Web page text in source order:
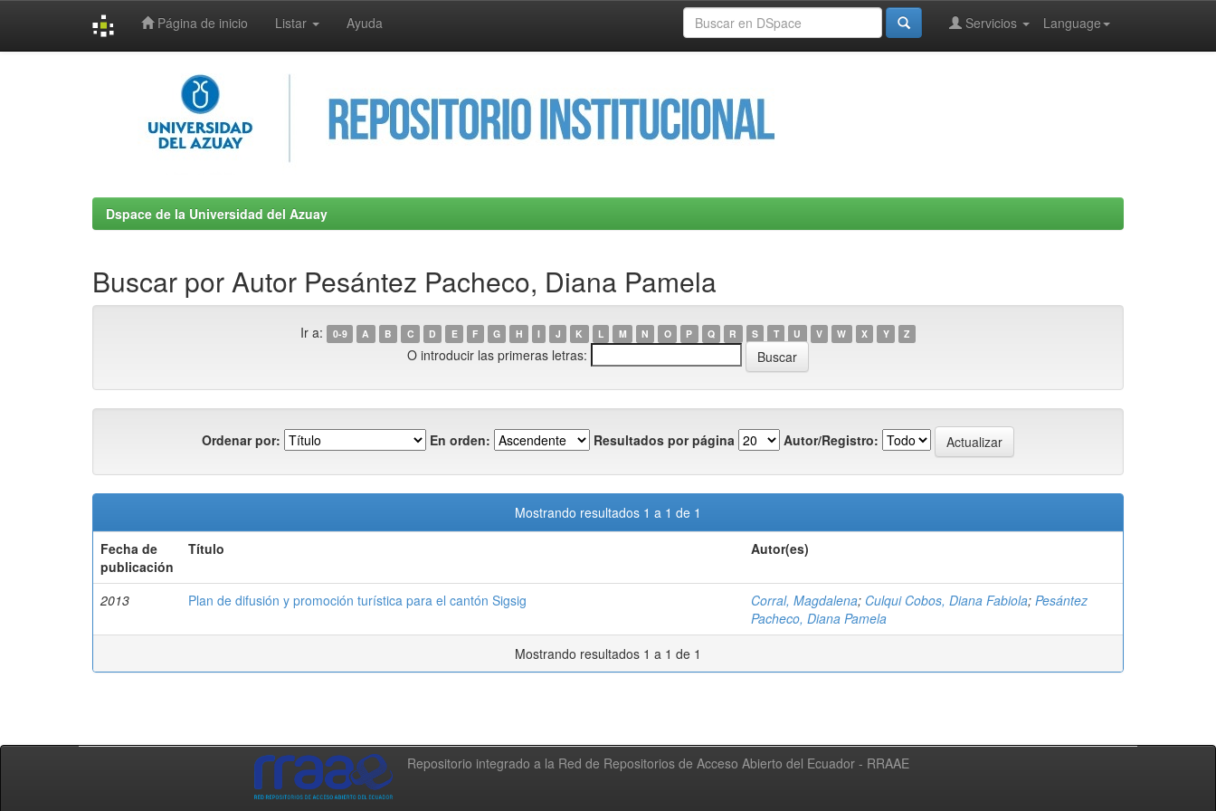
Página de inicio Listar Ayuda Language
Servicios
Dspace de la Universidad del Azuay
Buscar por Autor Pesántez Pacheco, Diana Pamela
Ir a: 0-9 A B C D E F G H I J K L M N O P Q R S T U V W X Y Z
O introducir las primeras letras:
Ordenar por: En orden: Resultados por página Autor/Registro:
Mostrando resultados 1 a 1 de 1
Fecha de
publicación
Título Autor(es)
2013 Plan de difusión y promoción turística para el cantón Sigsig Corral, Magdalena; Culqui Cobos, Diana Fabiola; Pesántez
Pacheco, Diana Pamela
Mostrando resultados 1 a 1 de 1
Repositorio integrado a la Red de Repositorios de Acceso Abierto del Ecuador - RRAAE